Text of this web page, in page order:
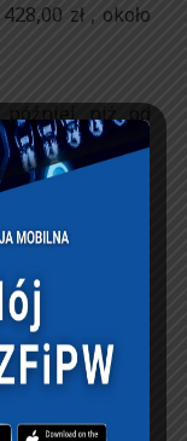
zł , około
później niż od
Rozwiązania